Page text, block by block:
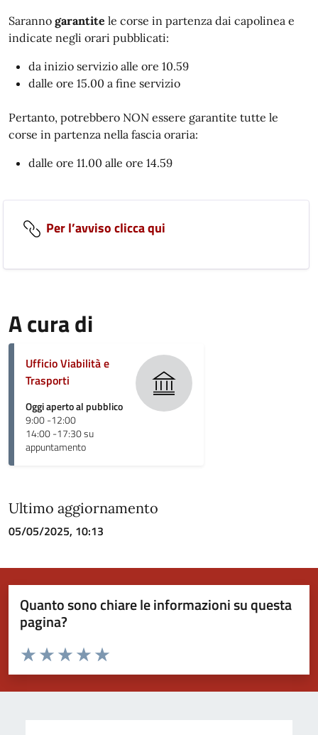
Saranno garantite le corse in partenza dai capolinea e
indicate negli orari pubblicati:
da inizio servizio alle ore 10.59
dalle ore 15.00 a fine servizio
Pertanto, potrebbero NON essere garantite tutte le
corse in partenza nella fascia oraria:
dalle ore 11.00 alle ore 14.59
Per l’avviso clicca qui
A cura di
Ufficio Viabilità e
Trasporti
Oggi aperto al pubblico
9:00 -12:00
14:00 -17:30 su
appuntamento
Ultimo aggiornamento
05/05/2025, 10:13
Quanto sono chiare le informazioni su questa
pagina?
Valuta da 1 a 5 stelle la pagina
Valuta 5 stelle su 5
Valuta 4 stelle su 5
Valuta 3 stelle su 5
Valuta 2 stelle su 5
Valuta 1 stelle su 5